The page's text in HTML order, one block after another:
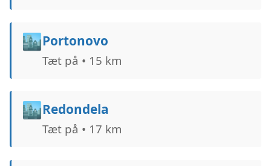
🏙️Portonovo
Tæt på • 15 km
🏙️Redondela
Tæt på • 17 km